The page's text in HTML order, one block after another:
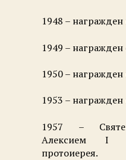
1948 –
1949 – награжден
1950 –
1953 –
1957 –
Алексием I
протоиерея.